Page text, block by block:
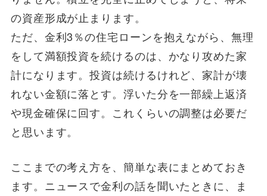
の資産形成が止まります。
ただ、金利3％の住宅ローンを抱えながら、無理
をして満額投資を続けるのは、かなり攻めた家
計になります。投資は続けるけれど、家計が壊
れない金額に落とす。浮いた分を一部繰上返済
や現金確保に回す。これくらいの調整は必要だ
と思います。
ここまでの考え方を、簡単な表にまとめておき
ます。ニュースで金利の話を聞いたときに、ま